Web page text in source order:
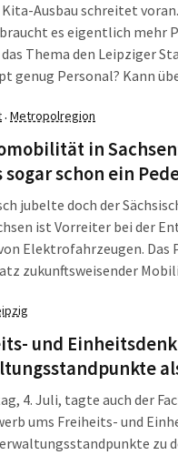
Ausbau schreitet
es eigentlich mehr
Thema den Leipziger
genug Personal? Kann
und FDP ihre
· Metropolregion
in
sogar schon ein
jubelte doch der
ist Vorreiter bei der
Elektrofahrzeugen.
zukunftsweisender
mal verhallt, da schickte
Anfrage herum, die
und
4. Juli, tagte auch der
ums Freiheits- und
zu